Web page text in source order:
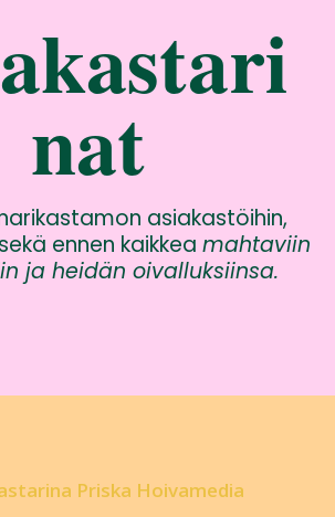
nat
asiakastöihin,
ennen kaikkea mahtaviin
ja heidän oivalluksiinsa.